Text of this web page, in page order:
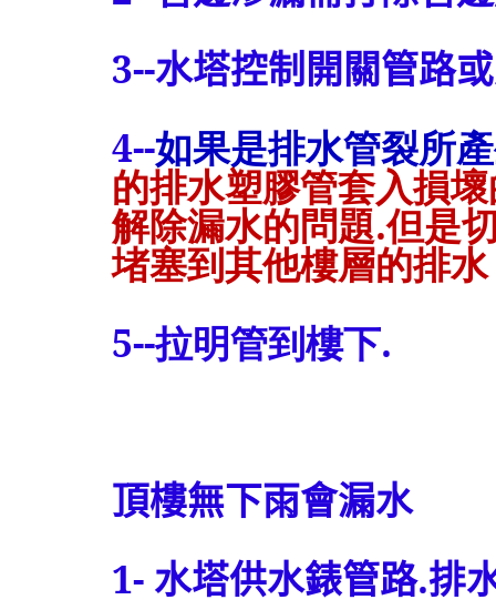
3--水塔控制開關管路
4--如果是排水管裂所
的排水塑膠管套入損
解除漏水的問題.但是
堵塞到其他樓層的排水
5--拉明管到樓下.
頂樓無下雨會漏水
1- 水塔供水錶管路.排